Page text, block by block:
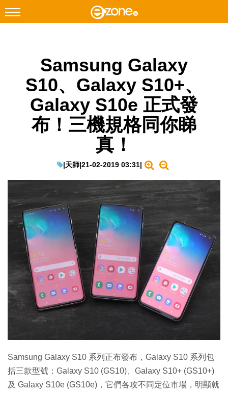
Facebook Instagram
科技焦點
網絡生活
遊戲動漫
IT Times
生成式AI與雲端應用
Enterprise Digital Transformation
Samsung Galaxy
S10、Galaxy S10+、
Galaxy S10e 正式發
布！三機規格同你睇
真！
|天師|21-02-2019 03:31|
Samsung Galaxy S10 系列正布發布，Galaxy S10 系列包
括三款型號：Galaxy S10 (GS10)、Galaxy S10+ (GS10+)
及 Galaxy S10e (GS10e)，它們各攻不同定位市場，明顯就